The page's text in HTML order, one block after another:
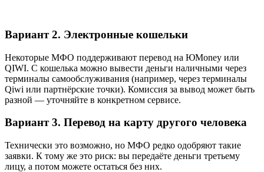
Вариант 2. Электронные кошельки
Некоторые МФО поддерживают перевод на ЮMoney или
QIWI. С кошелька можно вывести деньги наличными через
терминалы самообслуживания (например, через терминалы
Qiwi или партнёрские точки). Комиссия за вывод может быть
разной — уточняйте в конкретном сервисе.
Вариант 3. Перевод на карту другого человека
Технически это возможно, но МФО редко одобряют такие
заявки. К тому же это риск: вы передаёте деньги третьему
лицу, а потом можете остаться без них.